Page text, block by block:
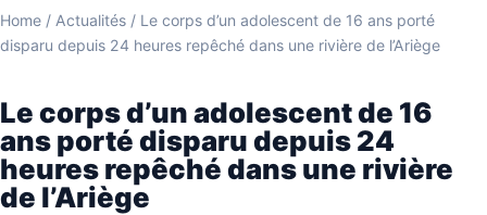
Home / Actualités / Le corps d’un adolescent de 16 ans porté
disparu depuis 24 heures repêché dans une rivière de l’Ariège
Le corps d’un adolescent de 16
ans porté disparu depuis 24
heures repêché dans une rivière
de l’Ariège